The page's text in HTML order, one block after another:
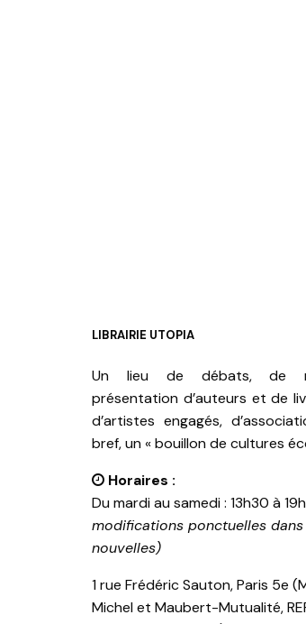
LIBRAIRIE UTOPIA
Un lieu de débats, de
présentation d’auteurs et de
d’artistes engagés,
bref, un « bouillon de cultures
Horaires :
Du mardi au samedi : 13h30 à
modifications ponctuelles
nouvelles)
1 rue Frédéric Sauton, Paris 5e
Michel et Maubert-Mutualité,